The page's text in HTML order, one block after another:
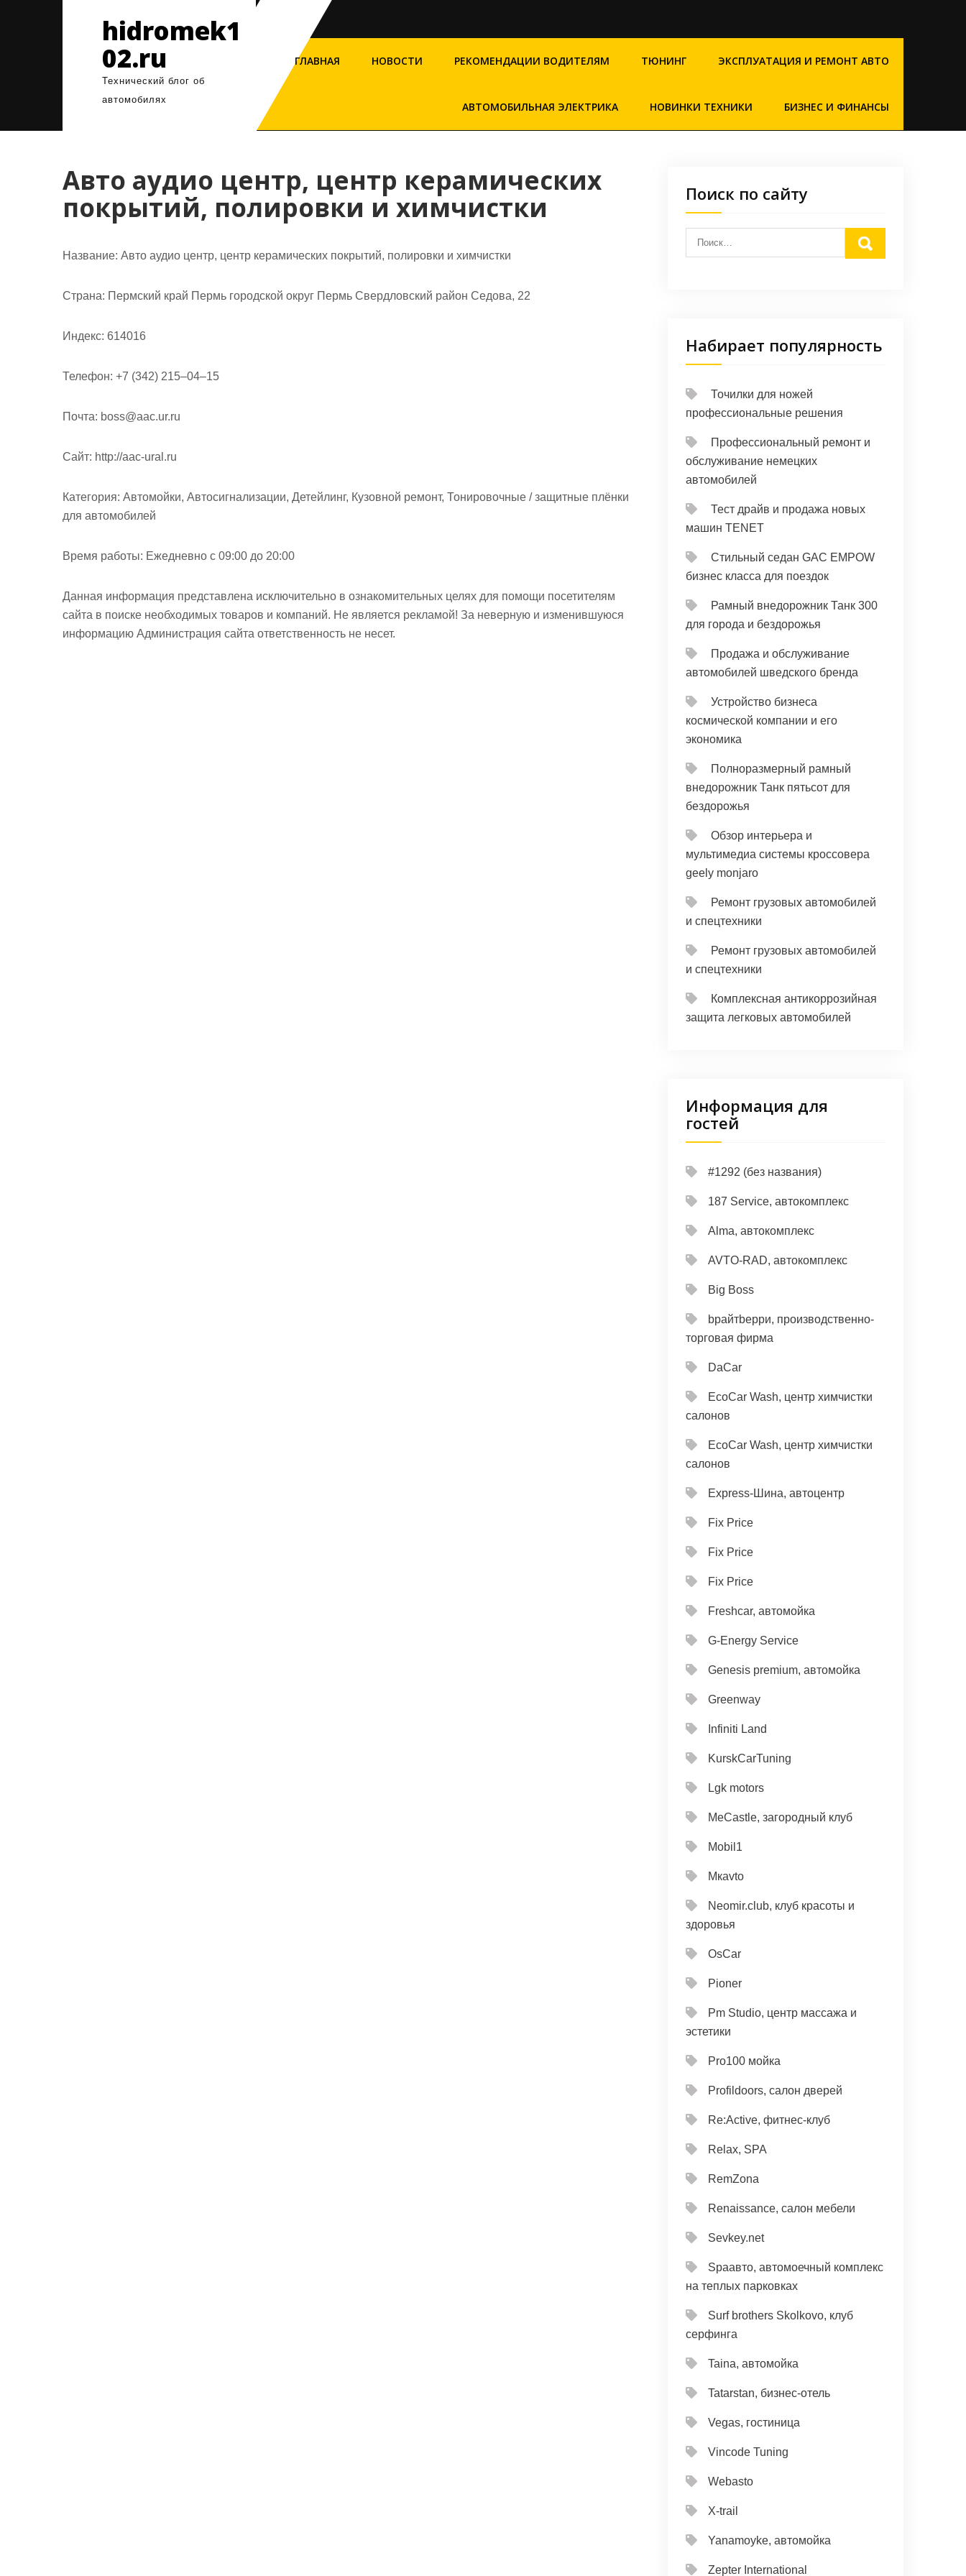
hidromek1
02.ru
Технический блог об
автомобилях
ГЛАВНАЯ НОВОСТИ РЕКОМЕНДАЦИИ ВОДИТЕЛЯМ ТЮНИНГ ЭКСПЛУАТАЦИЯ И РЕМОНТ АВТО
АВТОМОБИЛЬНАЯ ЭЛЕКТРИКА НОВИНКИ ТЕХНИКИ БИЗНЕС И ФИНАНСЫ
Авто аудио центр, центр керамических
покрытий, полировки и химчистки
Название: Авто аудио центр, центр керамических покрытий, полировки и химчистки
Страна: Пермский край Пермь городской округ Пермь Свердловский район Седова, 22
Индекс: 614016
Телефон: +7 (342) 215‒04‒15
Почта: boss@aac.ur.ru
Cайт: http://aac-ural.ru
Категория: Автомойки, Автосигнализации, Детейлинг, Кузовной ремонт, Тонировочные / защитные плёнки
для автомобилей
Время работы: Ежедневно с 09:00 до 20:00
Данная информация представлена исключительно в ознакомительных целях для помощи посетителям
сайта в поиске необходимых товаров и компаний. Не является рекламой! За неверную и изменившуюся
информацию Администрация сайта ответственность не несет.
Поиск по сайту
Набирает популярность
Точилки для ножей
профессиональные решения
Профессиональный ремонт и
обслуживание немецких
автомобилей
Тест драйв и продажа новых
машин TENET
Стильный седан GAC EMPOW
бизнес класса для поездок
Рамный внедорожник Танк 300
для города и бездорожья
Продажа и обслуживание
автомобилей шведского бренда
Устройство бизнеса
космической компании и его
экономика
Полноразмерный рамный
внедорожник Танк пятьсот для
бездорожья
Обзор интерьера и
мультимедиа системы кроссовера
geely monjaro
Ремонт грузовых автомобилей
и спецтехники
Ремонт грузовых автомобилей
и спецтехники
Комплексная антикоррозийная
защита легковых автомобилей
Информация для
гостей
#1292 (без названия)
187 Service, автокомплекс
Alma, автокомплекс
AVTO-RAD, автокомплекс
Big Boss
bрайтbерри, производственно-
торговая фирма
DaCar
EcoCar Wash, центр химчистки
салонов
EcoCar Wash, центр химчистки
салонов
Express-Шина, автоцентр
Fix Price
Fix Price
Fix Price
Freshcar, автомойка
G-Energy Service
Genesis premium, автомойка
Greenway
Infiniti Land
KurskCarTuning
Lgk motors
MeCastle, загородный клуб
Mobil1
Mкavto
Neomir.club, клуб красоты и
здоровья
OsCar
Pioner
Pm Studio, центр массажа и
эстетики
Pro100 мойка
Profildoors, салон дверей
Re:Active, фитнес-клуб
Relax, SPA
RemZona
Renaissance, салон мебели
Sevkey.net
Spaавто, автомоечный комплекс
на теплых парковках
Surf brothers Skolkovo, клуб
серфинга
Taina, автомойка
Tatarstan, бизнес-отель
Vegas, гостиница
Vincode Tuning
Webasto
X-trail
Yanamoyke, автомойка
Zepter International